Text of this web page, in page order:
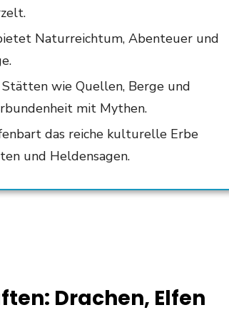
Naturreichtum, Abenteuer und
wie Quellen, Berge und
mit Mythen.
das reiche kulturelle Erbe
und Heldensagen.
Drachen, Elfen